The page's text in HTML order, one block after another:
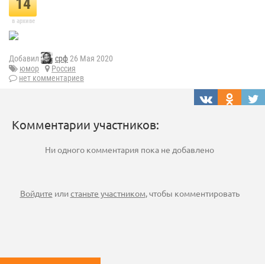
14
в архиве
Добавил срф 26 Мая 2020
юмор
Россия
нет комментариев
Комментарии участников:
Ни одного комментария пока не добавлено
Войдите илистаньте участником, чтобы комментировать